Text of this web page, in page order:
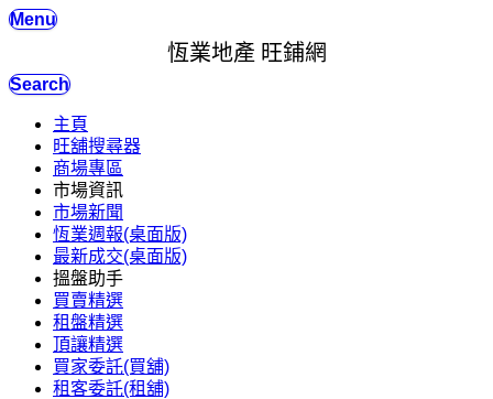
Menu
恆業地產 旺鋪網
Search
主頁
旺舖搜尋器
商場專區
市場資訊
市場新聞
恆業週報(桌面版)
最新成交(桌面版)
搵盤助手
買賣精選
租盤精選
頂讓精選
買家委託(買舖)
租客委託(租舖)